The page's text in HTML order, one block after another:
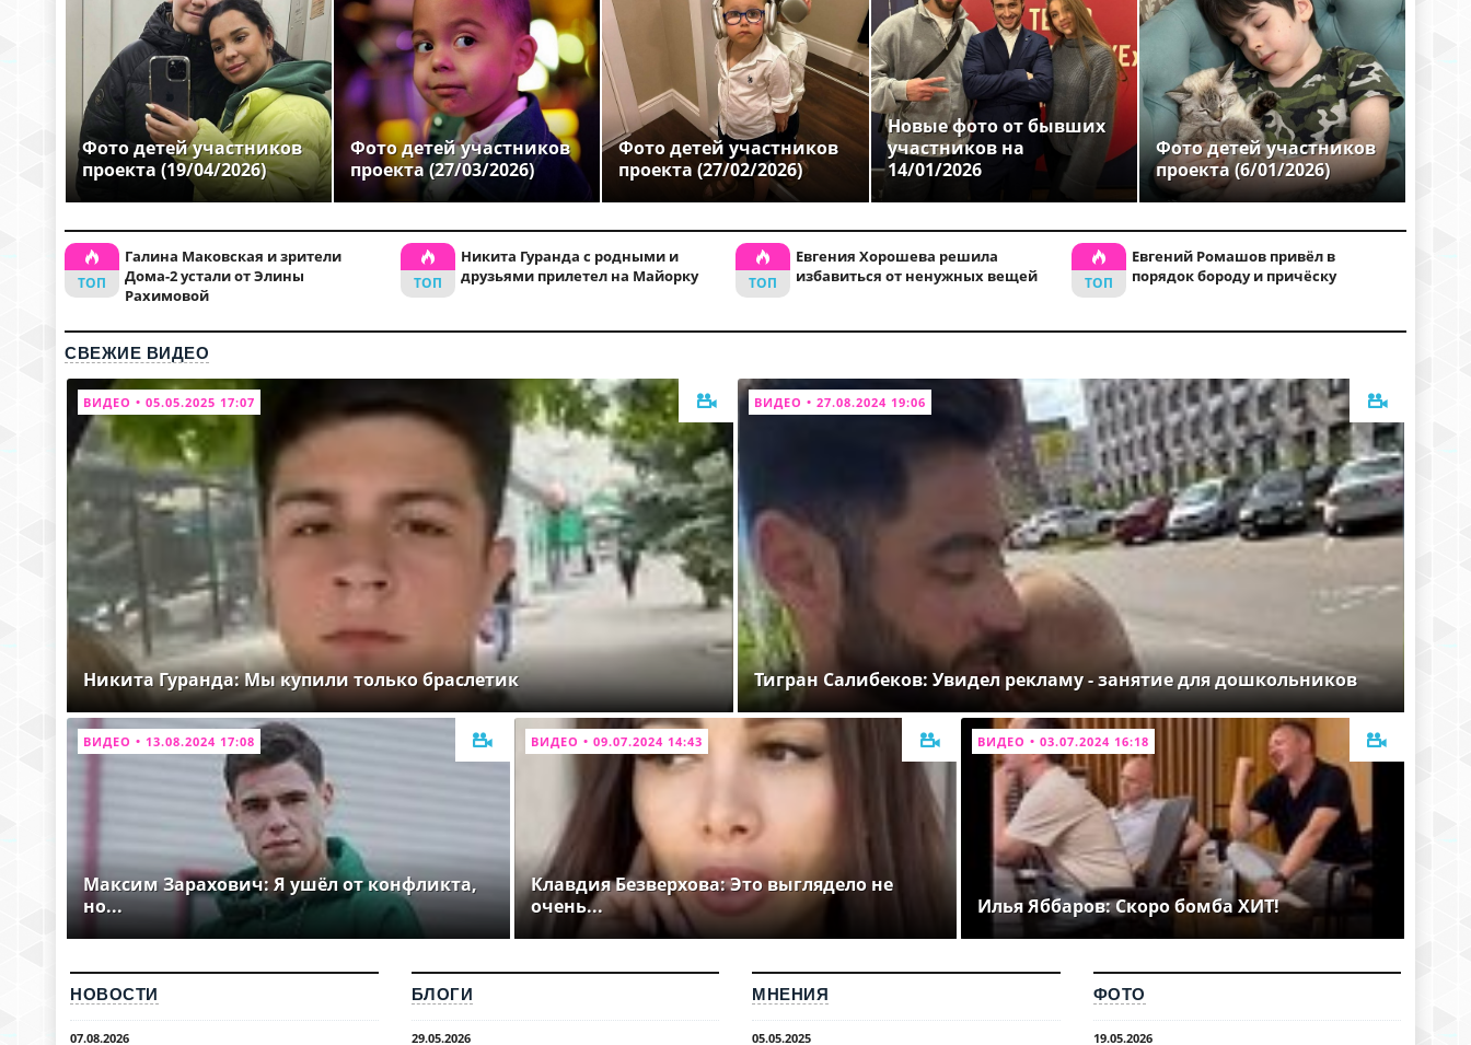
Фото детей участников
проекта (19/04/2026)
Фото детей участников
проекта (27/03/2026)
Фото детей участников
проекта (27/02/2026)
Новые фото от бывших
участников на
14/01/2026
Фото детей участников
проекта (6/01/2026)
Галина Маковская и зрители
Дома-2 устали от Элины
Рахимовой
Никита Гуранда с родными и
друзьями прилетел на Майорку
Евгения Хорошева решила
избавиться от ненужных вещей
Евгений Ромашов привёл в
порядок бороду и причёску
СВЕЖИЕ ВИДЕО
ВИДЕО • 05.05.2025 17:07
Никита Гуранда: Мы купили только браслетик
ВИДЕО • 27.08.2024 19:06
Тигран Салибеков: Увидел рекламу - занятие для дошкольников
ВИДЕО • 13.08.2024 17:08
Максим Зарахович: Я ушёл от конфликта,
но...
ВИДЕО • 09.07.2024 14:43
Клавдия Безверхова: Это выглядело не
очень...
ВИДЕО • 03.07.2024 16:18
Илья Яббаров: Скоро бомба ХИТ!
НОВОСТИ
07.08.2026
БЛОГИ
29.05.2026
МНЕНИЯ
05.05.2025
ФОТО
19.05.2026